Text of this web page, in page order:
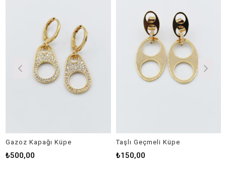
Kapağı Küpe Taşlı Geçmeli Küpe
₺150,00